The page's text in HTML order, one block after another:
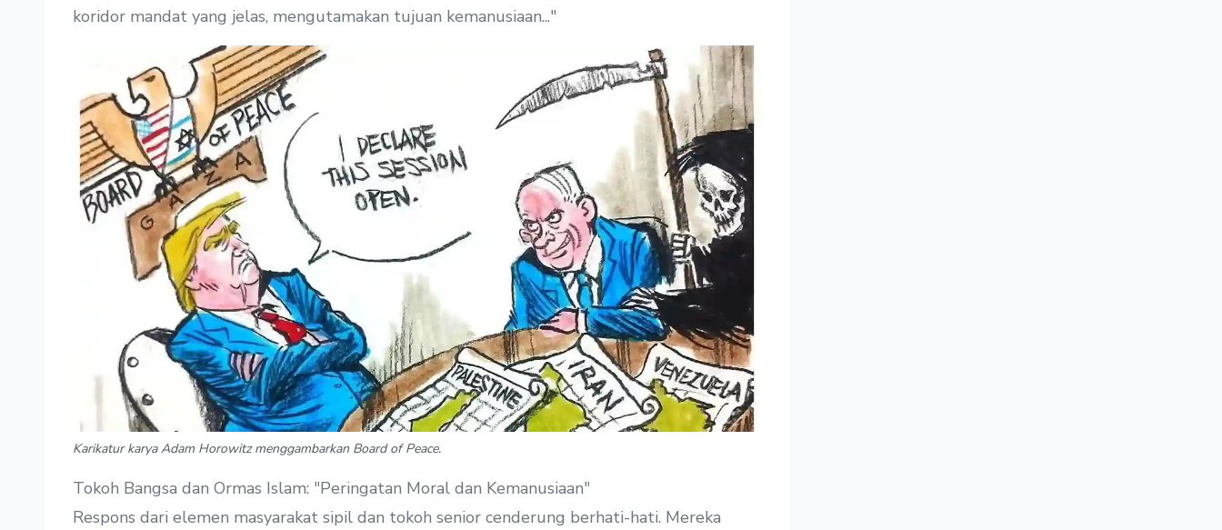
koridor mandat yang jelas, mengutamakan tujuan kemanusiaan..."
Karikatur karya Adam Horowitz menggambarkan Board of Peace.
Tokoh Bangsa dan Ormas Islam: "Peringatan Moral dan Kemanusiaan"
Respons dari elemen masyarakat sipil dan tokoh senior cenderung berhati-hati. Mereka